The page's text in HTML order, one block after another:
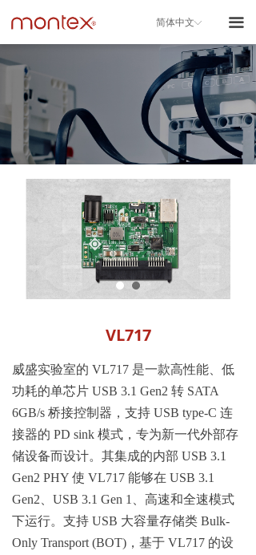
끀
ꀅ
简体中文
VL717
威盛实验室的 VL717 是一款高性能、低
功耗的单芯片 USB 3.1 Gen2 转 SATA
6GB/s 桥接控制器，支持 USB type-C 连
接器的 PD sink 模式，专为新一代外部存
储设备而设计。其集成的内部 USB 3.1
Gen2 PHY 使 VL717 能够在 USB 3.1
Gen2、USB 3.1 Gen 1、高速和全速模式
下运行。支持 USB 大容量存储类 Bulk-
Only Transport (BOT)，基于 VL717 的设